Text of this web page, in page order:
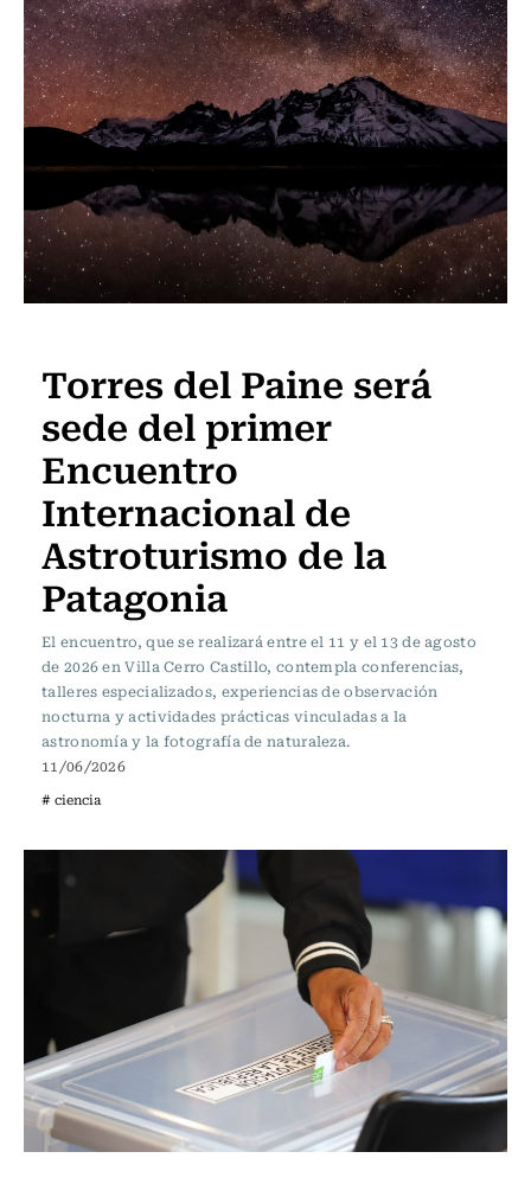
Torres del Paine será
sede del primer
Encuentro
Internacional de
Astroturismo de la
Patagonia
El encuentro, que se realizará entre el 11 y el 13 de agosto
de 2026 en Villa Cerro Castillo, contempla conferencias,
talleres especializados, experiencias de observación
nocturna y actividades prácticas vinculadas a la
astronomía y la fotografía de naturaleza.
11/06/2026
# ciencia